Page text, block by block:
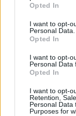
Opted In
I want to opt-
Personal Data.
Opted In
I want to opt-
Personal Data
Opted In
I want to opt-
Retention,
Personal Data
Purposes for
Contato:
</body>
<footer>
<script